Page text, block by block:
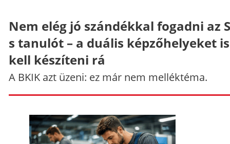
Nem elég jó szándékkal fogadni az
s tanulót – a duális képzőhelyeket
kell készíteni rá
A BKIK azt üzeni: ez már nem melléktéma.